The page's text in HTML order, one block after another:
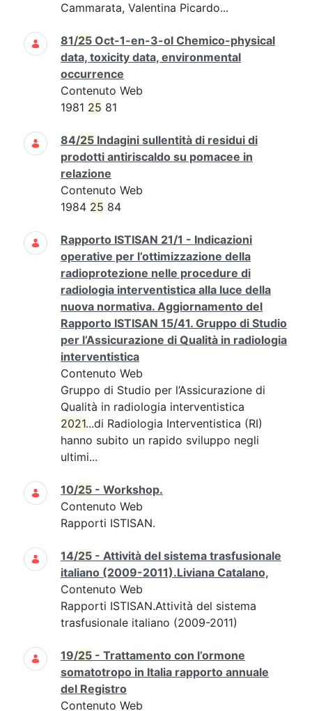
Cammarata, Valentina Picardo...
81/25 Oct-1-en-3-ol Chemico-physical
data, toxicity data, environmental
occurrence
Contenuto Web
1981 25 81
84/25 Indagini sullentità di residui di
prodotti antiriscaldo su pomacee in
relazione
Contenuto Web
1984 25 84
Rapporto ISTISAN 21/1 - Indicazioni
operative per l’ottimizzazione della
radioprotezione nelle procedure di
radiologia interventistica alla luce della
nuova normativa. Aggiornamento del
Rapporto ISTISAN 15/41. Gruppo di Studio
per l’Assicurazione di Qualità in radiologia
interventistica
Contenuto Web
Gruppo di Studio per l’Assicurazione di
Qualità in radiologia interventistica
2021...di Radiologia Interventistica (RI)
hanno subito un rapido sviluppo negli
ultimi...
10/25 - Workshop.
Contenuto Web
Rapporti ISTISAN.
14/25 - Attività del sistema trasfusionale
italiano (2009-2011).Liviana Catalano,
Contenuto Web
Rapporti ISTISAN.Attività del sistema
trasfusionale italiano (2009-2011)
19/25 - Trattamento con l’ormone
somatotropo in Italia rapporto annuale
del Registro
Contenuto Web